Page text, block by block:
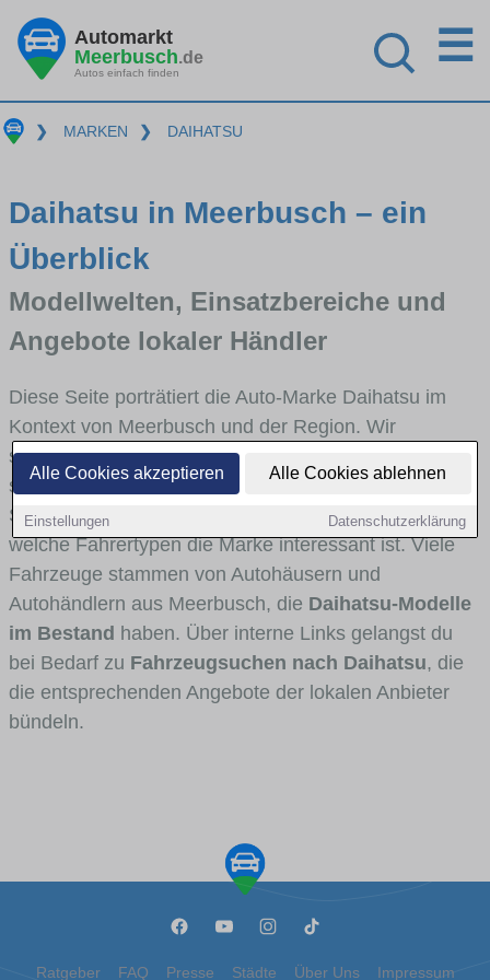
Alle Cookies akzeptieren Alle Cookies ablehnen
Einstellungen Datenschutzerklärung
Automarkt
Meerbusch.de
Autos einfach finden
☰
❯ MARKEN ❯ DAIHATSU
Daihatsu in Meerbusch – ein
Überblick
Modellwelten, Einsatzbereiche und
Angebote lokaler Händler
Diese Seite porträtiert die Auto-Marke Daihatsu im
Kontext von Meerbusch und der Region. Wir
skizzieren, in welchen Fahrzeugklassen Daihatsu
stark vertreten ist, welche Modellreihen häufig im
Stadt- und Umlandverkehr zu sehen sind und für
welche Fahrertypen die Marke interessant ist. Viele
Fahrzeuge stammen von Autohäusern und
Autohändlern aus Meerbusch, die Daihatsu-Modelle
im Bestand haben. Über interne Links gelangst du
bei Bedarf zu Fahrzeugsuchen nach Daihatsu, die
die entsprechenden Angebote der lokalen Anbieter
bündeln.
Ratgeber FAQ Presse Städte Über Uns Impressum